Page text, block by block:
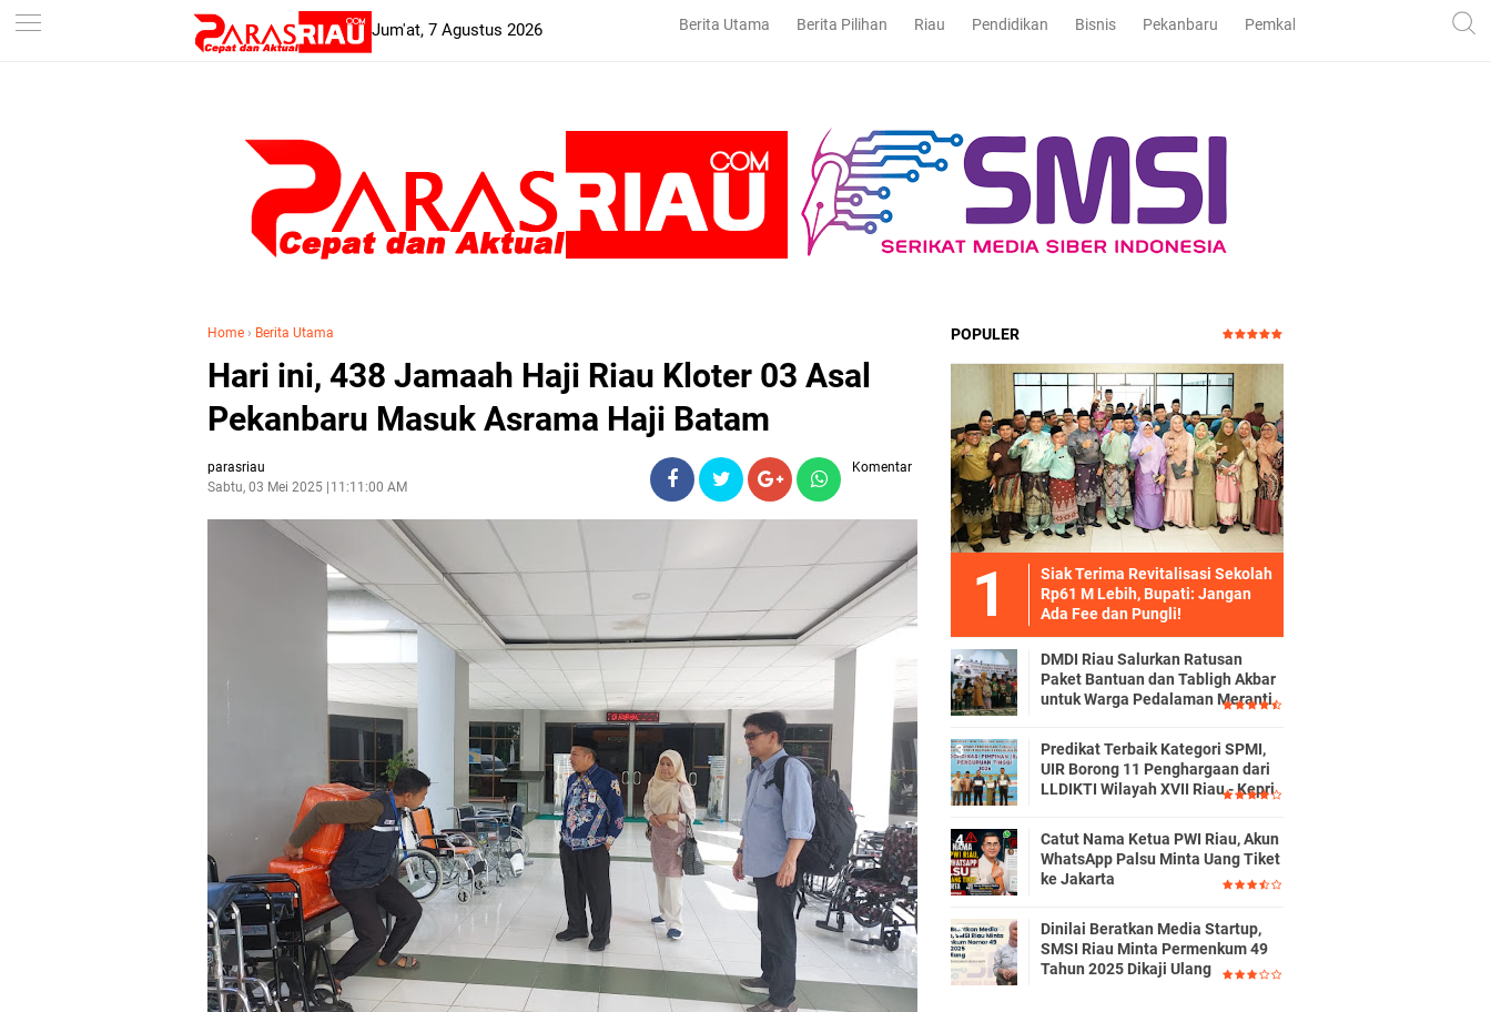
-->
Jum'at, 7 Agustus 2026 Berita Utama Berita Pilihan Riau Pendidikan Bisnis Pekanbaru Pemkab dan DPRD Bengkalis
Home › Berita Utama
Hari ini, 438 Jamaah Haji Riau Kloter 03 Asal
Pekanbaru Masuk Asrama Haji Batam
parasriau
Sabtu, 03 Mei 2025 11:11:00 AM
Komentar
POPULER
Siak Terima Revitalisasi Sekolah
Rp61 M Lebih, Bupati: Jangan
Ada Fee dan Pungli!
DMDI Riau Salurkan Ratusan
Paket Bantuan dan Tabligh Akbar
untuk Warga Pedalaman Meranti
Predikat Terbaik Kategori SPMI,
UIR Borong 11 Penghargaan dari
LLDIKTI Wilayah XVII Riau - Kepri
Catut Nama Ketua PWI Riau, Akun
WhatsApp Palsu Minta Uang Tiket
ke Jakarta
Dinilai Beratkan Media Startup,
SMSI Riau Minta Permenkum 49
Tahun 2025 Dikaji Ulang